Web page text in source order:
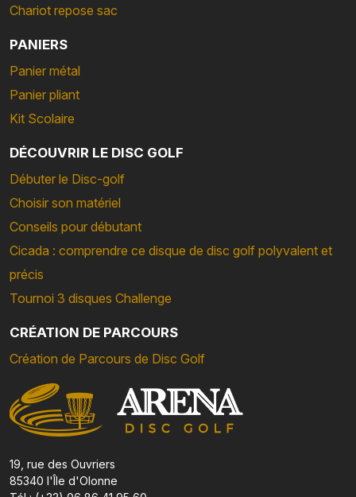
Chariot repose sac
PANIERS
Panier métal
Panier pliant
Kit Scolaire
DÉCOUVRIR LE DISC GOLF
Débuter le Disc-golf
Choisir son matériel
Conseils pour débutant
Cicada : comprendre ce disque de disc golf polyvalent et
précis
Tournoi 3 disques Challenge
CRÉATION DE PARCOURS
Création de Parcours de Disc Golf
19, rue des Ouvriers
85340 l'Île d'Olonne